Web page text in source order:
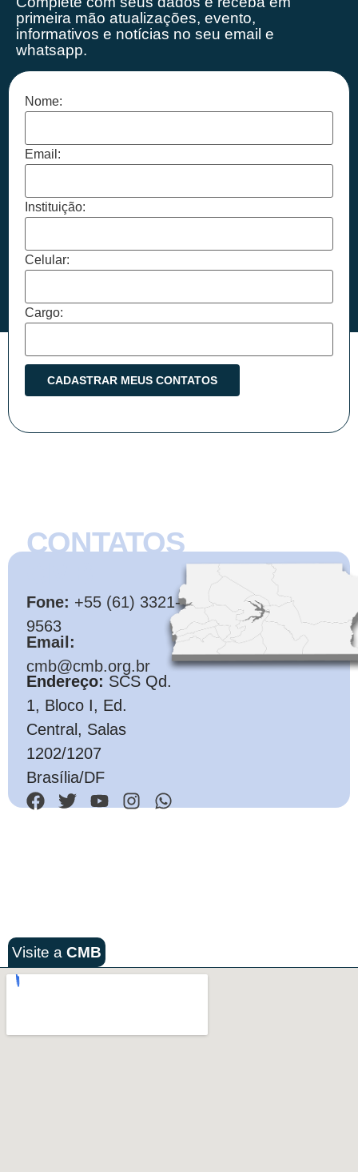
primeira mão atualizações, evento,
informativos e notícias no seu email e
whatsapp.
Nome:
Email:
Instituição:
Celular:
Cargo:
CONTATOS
Fone: +55 (61) 3321-
9563
Email:
cmb@cmb.org.br
Endereço: SCS Qd.
1, Bloco I, Ed.
Central, Salas
1202/1207
Brasília/DF
Visite a CMB